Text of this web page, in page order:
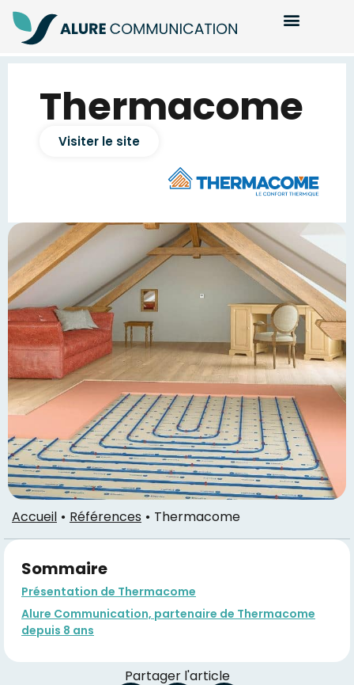
Thermacome
Visiter le site
Accueil Références Thermacome
Sommaire
Présentation de Thermacome
Alure Communication, partenaire de Thermacome
depuis 8 ans
Partager l'article